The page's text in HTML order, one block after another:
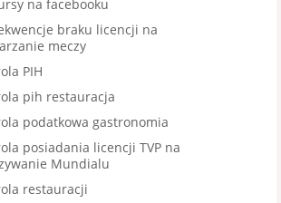
na facebooku
braku licencji na
meczy
PIH
pih restauracja
podatkowa gastronomia
posiadania licencji TVP na
Mundialu
restauracji